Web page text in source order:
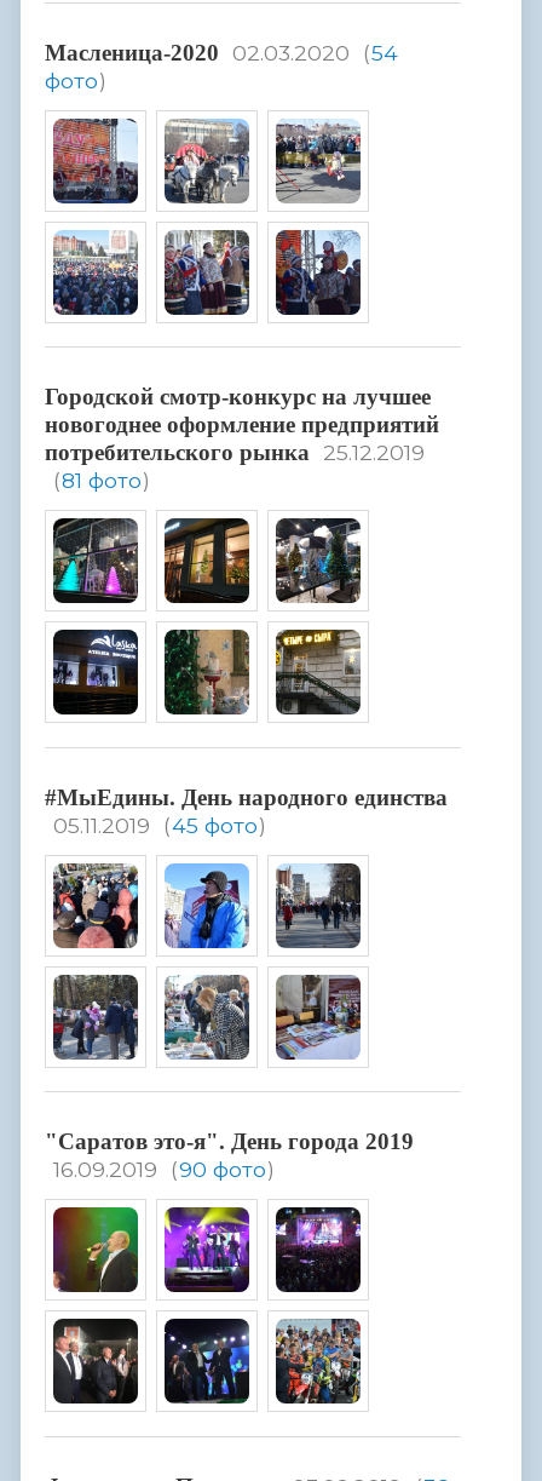
Масленица-2020 02.03.2020 (54
фото)
Городской смотр-конкурс на лучшее
новогоднее оформление предприятий
потребительского рынка
25.12.2019
(81 фото)
#МыЕдины. День народного единства
05.11.2019
(45 фото)
"Саратов это-я". День города 2019
16.09.2019
(90 фото)